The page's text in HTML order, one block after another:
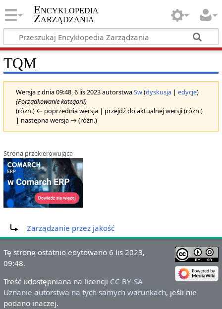
Encyklopedia
Zarządzania
TQM
Wersja z dnia 09:48, 6 lis 2023 autorstwaSw(dyskusja| edycje)
(Porządkowanie kategorii)
(różn.) ← poprzednia wersja | przejdź do aktualnej wersji (różn.)
| następna wersja → (różn.)
Strona przekierowująca
Zarządzanie przez jakość
Tę stronę ostatnio edytowano 6 lis 2023,
09:48.
Treść udostępniana na licencji CC BY-SA
Uznanie autorstwa na tych samych warunkach, jeśli nie
podano inaczej.